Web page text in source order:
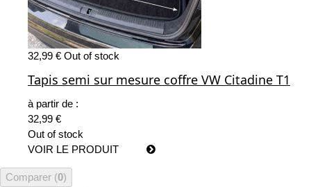
32,99 € Out of stock
Tapis semi sur mesure coffre VW Citadine T1
à partir de :
32,99 €
Out of stock
VOIR LE PRODUIT
Comparer (0)